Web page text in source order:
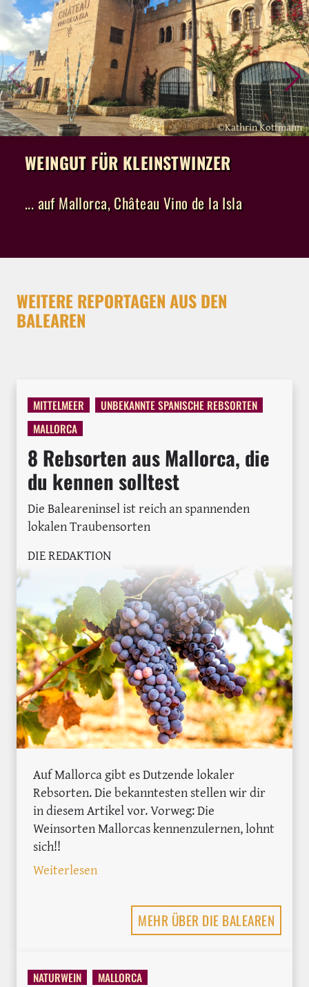
©Kathrin Kottmann
WEINGUT FÜR KLEINSTWINZER
... auf Mallorca, Château Vino de la Isla
WEITERE REPORTAGEN AUS DEN
BALEAREN
MITTELMEER
UNBEKANNTE SPANISCHE REBSORTEN
MALLORCA
8 Rebsorten aus Mallorca, die
du kennen solltest
Die Baleareninsel ist reich an spannenden
lokalen Traubensorten
DIE REDAKTION
Auf Mallorca gibt es Dutzende lokaler
Rebsorten. Die bekanntesten stellen wir dir
in diesem Artikel vor. Vorweg: Die
Weinsorten Mallorcas kennenzulernen, lohnt
sich!!
Weiterlesen: 8 Rebsorten aus Mallorca, die du
MEHR ÜBER DIE BALEAREN
NATURWEIN MALLORCA